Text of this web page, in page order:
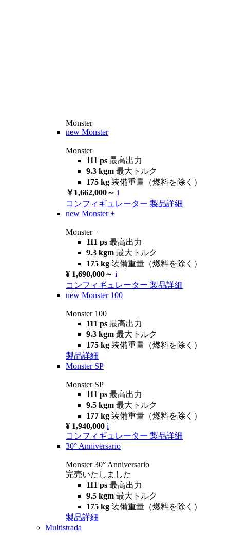
Monster
new Monster
Monster
111 ps 最高出力
9.3 kgm 最大トルク
175 kg 装備重量（燃料を除く）
￥1,662,000～ i
コンフィギュレーター 製品詳細
new Monster +
Monster +
111 ps 最高出力
9.3 kgm 最大トルク
175 kg 装備重量（燃料を除く）
¥ 1,690,000～ i
コンフィギュレーター 製品詳細
new Monster 100
Monster 100
111 ps 最高出力
9.3 kgm 最大トルク
175 kg 装備重量（燃料を除く）
製品詳細
Monster SP
Monster SP
111 ps 最高出力
9.5 kgm 最大トルク
177 kg 装備重量（燃料を除く）
¥ 1,940,000 i
コンフィギュレーター 製品詳細
30° Anniversario
Monster 30° Anniversario
完売いたしました
111 ps 最高出力
9.5 kgm 最大トルク
175 kg 装備重量（燃料を除く）
製品詳細
Multistrada